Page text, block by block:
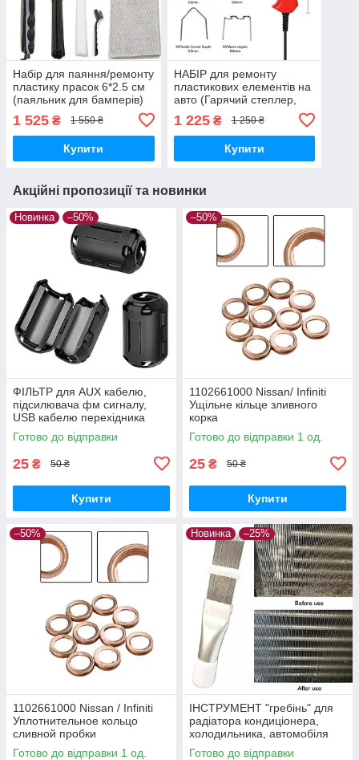
Набір для паяння/ремонту
пластику прасок 6*2.5 см
(паяльник для бамперів)
1 525 ₴ 1 550 ₴
Купити
НАБІР для ремонту
пластикових елементів на
авто (Гарячий степлер,
1 225₴ 1 250 ₴
Купити
Акційні пропозиції та новинки
Новинка –50%
ФІЛЬТР для AUX кабелю,
підсилювача фм сигналу,
USB кабелю перехідника
Готово до відправки
25 ₴ 50 ₴
Купити
–50%
1102661000 Nissan/ Infiniti
Ущільне кільце зливного
корка
Готово до відправки 1 од.
25 ₴ 50 ₴
Купити
–50%
1102661000 Nissan / Infiniti
Уплотнительное кольцо
сливной пробки
Готово до відправки 1 од.
Новинка –25%
ІНСТРУМЕНТ "гребінь" для
радіатора кондиціонера,
холодильника, автомобіля
(очищення, ремонт)
Готово до відправки